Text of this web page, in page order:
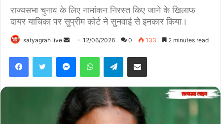
राज्यसभा चुनाव के लिए नामांकन निरस्त किए जाने के खिलाफ
दायर याचिका पर सुप्रीम कोर्ट ने सुनवाई से इनकार किया।
satyagrah live
d
a
n
12/06/2026 0 133 2 minutes read
Telegram